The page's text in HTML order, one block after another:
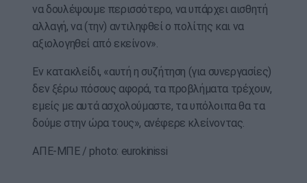
να δουλέψουμε περισσότερο, να υπάρχει αισθητή
αλλαγή, να (την) αντιληφθεί ο πολίτης και να
αξιολογηθεί από εκείνον».
Εν κατακλείδι, «αυτή η συζήτηση (για συνεργασίες)
δεν ξέρω πόσους αφορά, τα προβλήματα τρέχουν,
εμείς με αυτά ασχολούμαστε, τα υπόλοιπα θα τα
δούμε στην ώρα τους», ανέφερε κλείνοντας.
ΑΠΕ-ΜΠΕ / photo: eurokinissi